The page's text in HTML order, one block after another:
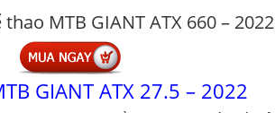
MTB GIANT ATX 660 – 2022
GIANT ATX 27.5 – 2022